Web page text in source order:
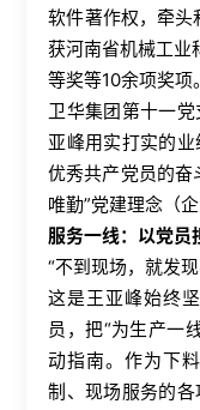
软件著作权，牵
获河南省机械工业
等奖等10余项奖项。
卫华集团第十一
亚峰用实打实的
优秀共产党员的奋
唯勤”党建理念（
服务一线：以党员
“不到现场，就发
这是王亚峰始终
员，把“为生产一
动指南。作为下
制、现场服务的